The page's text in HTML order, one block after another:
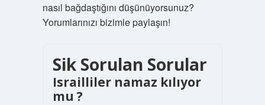
nasıl bağdaştığını düşünüyorsunuz?
Yorumlarınızı bizimle paylaşın!
Sik Sorulan Sorular
Israilliler namaz kılıyor
mu ?